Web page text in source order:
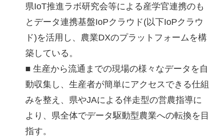
県IoT推進ラボ研究会等による産学官連携のも
とデータ連携基盤IoPクラウド(以下IoPクラウ
ド)を活用し、農業DXのプラットフォームを構
築している。
■ 生産から流通までの現場の様々なデータを自
動収集し、生産者が簡単にアクセスできる仕組
みを整え、県やJAによる伴走型の営農指導に
より、県全体でデータ駆動型農業への転換を目
指す。